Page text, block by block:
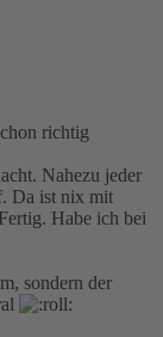
richtig
Nahezu jeder
Da ist nix mit
Habe ich bei
sondern der